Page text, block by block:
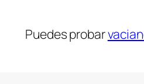
Puedes probar